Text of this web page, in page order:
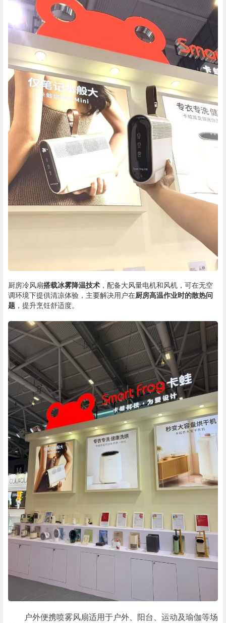
厨房冷风扇搭载冰雾降温技术 ，配备大风量电机和风机，可在无空
调环境下提供清凉体验，主要解决用户在厨房高温作业时的散热问
题 ，提升烹饪舒适度。
户外便携喷雾风扇适用于户外、阳台、运动及瑜伽等场